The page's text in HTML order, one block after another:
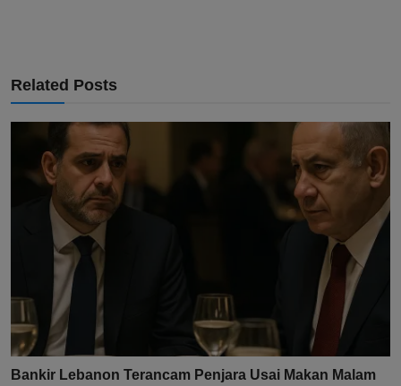
Related Posts
Bankir Lebanon Terancam Penjara Usai Makan Malam